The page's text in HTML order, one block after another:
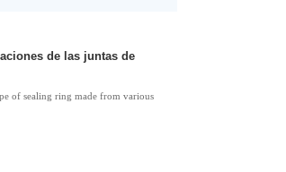
de las juntas de
of sealing ring made from various